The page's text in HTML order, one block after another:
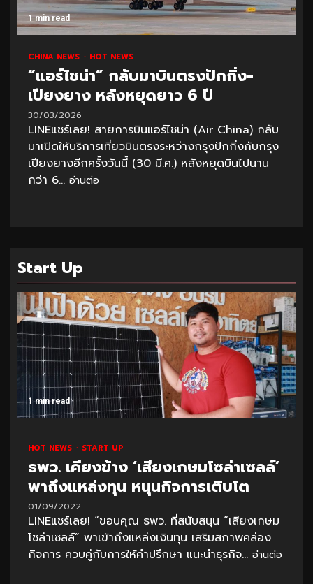
1 min read
CHINA NEWS HOT NEWS
“แอร์ไชน่า” กลับมาบินตรงปักกิ่ง-
เปียงยาง หลังหยุดยาว 6 ปี
30/03/2026
LINEแชร์เลย! สายการบินแอร์ไชน่า (Air China) กลับ
มาเปิดให้บริการเที่ยวบินตรงระหว่างกรุงปักกิ่งกับกรุง
เปียงยางอีกครั้งวันนี้ (30 มี.ค.) หลังหยุดบินไปนาน
กว่า 6... อ่านต่อ
Start Up
1 min read
HOT NEWS START UP
ธพว. เคียงข้าง ‘เสียงเกษมโซล่าเซลล์’
พาถึงแหล่งทุน หนุนกิจการเติบโต
01/09/2022
LINEแชร์เลย! “ขอบคุณ ธพว. ที่สนับสนุน “เสียงเกษม
โซล่าเซลล์” พาเข้าถึงแหล่งเงินทุน เสริมสภาพคล่อง
กิจการ ควบคู่กับการให้คำปรึกษา แนะนำธุรกิจ... อ่านต่อ